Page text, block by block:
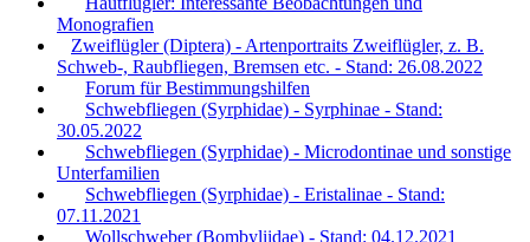
Monografien
Zweiflügler (Diptera) - Artenportraits Zweiflügler, z. B.
Schweb-, Raubfliegen, Bremsen etc. - Stand: 26.08.2022
Forum für Bestimmungshilfen
Schwebfliegen (Syrphidae) - Syrphinae - Stand:
30.05.2022
Schwebfliegen (Syrphidae) - Microdontinae und sonstige
Unterfamilien
Schwebfliegen (Syrphidae) - Eristalinae - Stand:
07.11.2021
Wollschweber (Bombyliidae) - Stand: 04.12.2021